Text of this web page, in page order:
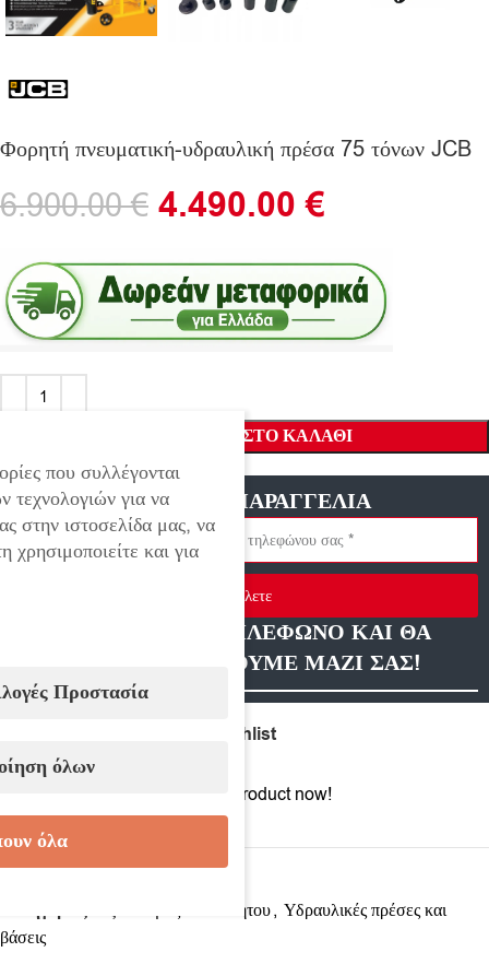
Φορητή πνευματική-υδραυλική πρέσα 75 τόνων JCB
6.900.00€ 4.490.00€
ΠΡΟΣΘΉΚΗ ΣΤΟ ΚΑΛΆΘΙ
ΓΡΗΓΟΡΗ ΠΑΡΑΓΓΕΛΙΑ
Στείλετε
ΑΦΗΣΤΕ ΜΑΣ ΤΗΛΕΦΩΝΟ ΚΑΙ ΘΑ
ΕΠΙΚΟΙΝΩΝΗΣΟΥΜΕ ΜΑΖΙ ΣΑΣ!
Add to wishlist
People watching this product now!
Κατηγορίες:
Εξοπλισμός αυτοκινήτου, Υδραυλικές πρέσες και
βάσεις
που συλλέγονται
για να
στην ιστοσελίδα μας, να
και για
Προστασία
όλων
όλα